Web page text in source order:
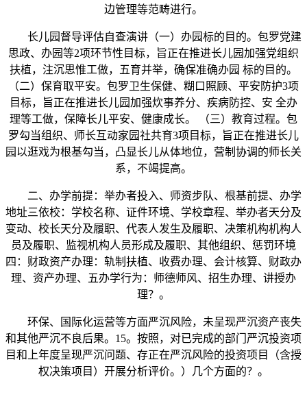
边管理等范畴进行。
长儿园督导评估自查演讲（一）办园标的目的。包罗党建
思政、办园等2项环节性目标，旨正在推进长儿园加强党组织
扶植，注沉思惟工做，五育并举，确保准确办园 标的目的。
（二）保育取平安。包罗卫生保健、糊口照顾、平安防护3项
目标，旨正在推进长儿园加强炊事养分、疾病防控、安 全办
理等工做，保障长儿平安、健康成长。 （三）教育过程。包
罗勾当组织、师长互动家园社共育3项目标，旨正在推进长儿
园以逛戏为根基勾当，凸显长儿从体地位，营制协调的师长关
系，不竭提高。
二、办学前提：举办者投入、师资步队、根基前提、办学
地址三依校：学校名称、证件环境、学校章程、举办者天分及
变动、校长天分及履职、代表人发生及履职、决策机构机构人
员及履职、监视机构人员形成及履职、其他组织、惩罚环境
四：财政资产办理：轨制扶植、收费办理、会计核算、财政办
理、资产办理、五办学行为：师德师风、招生办理、讲授办
理？。
环保、国际化运营等方面严沉风险，未呈现严沉资产丧失
和其他严沉不良后果。15。按照，对已完成的部门严沉投资项
目和上年度呈现严沉问题、存正在严沉风险的投资项目（含授
权决策项目）开展分析评价。）几个方面的？。